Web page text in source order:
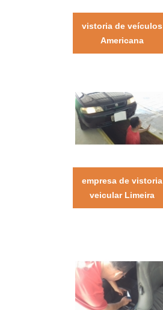
vistoria de veículos
Americana
empresa de vistoria
veicular Limeira